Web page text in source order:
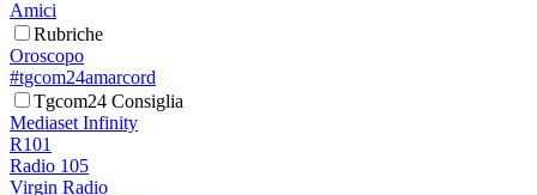
Amici
Rubriche
Oroscopo
#tgcom24amarcord
Tgcom24 Consiglia
Mediaset Infinity
R101
Radio 105
Virgin Radio